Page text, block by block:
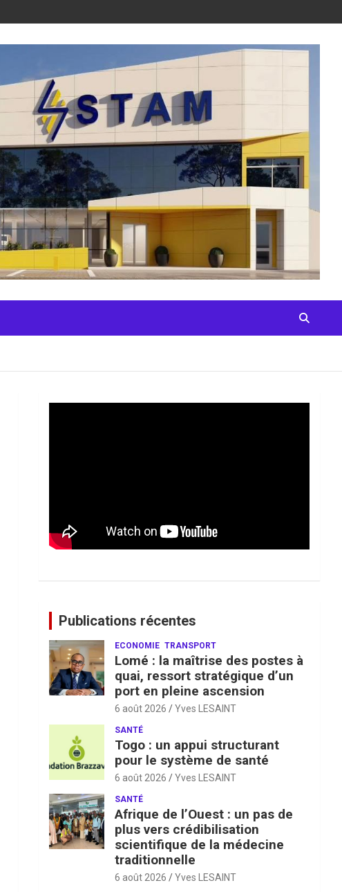
Publications récentes
ECONOMIE TRANSPORT
Lomé : la maîtrise des postes à
quai, ressort stratégique d’un
port en pleine ascension
6 août 2026 Yves LESAINT
SANTÉ
Togo : un appui structurant
pour le système de santé
6 août 2026 Yves LESAINT
SANTÉ
Afrique de l’Ouest : un pas de
plus vers crédibilisation
scientifique de la médecine
traditionnelle
6 août 2026 Yves LESAINT